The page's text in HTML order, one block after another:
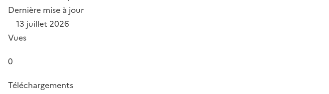
Dernière mise à jour
13 juillet 2026
Vues
0
Téléchargements